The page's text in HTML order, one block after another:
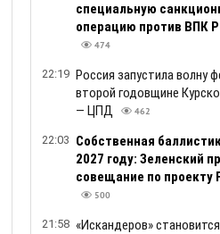
специальную
операцию против ВПК
474
22:19 Россия запустила волну
второй годовщине
— ЦПД
462
22:03 Собственная
2027 году: Зеленский
совещание по проекту
500
21:58 «Искандеров»